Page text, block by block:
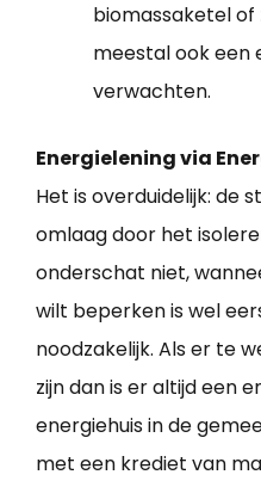
biomassaketel
meestal ook een
verwachten.
Energielening via
Het is overduidelijk: de
omlaag door het
onderschat niet,
wilt beperken is wel
noodzakelijk. Als er te
zijn dan is er altijd een
energiehuis in de
met een krediet van